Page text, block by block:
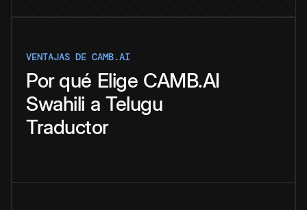
VENTAJAS DE CAMB.AI
Por qué Elige CAMB.AI
Swahili a Telugu
Traductor